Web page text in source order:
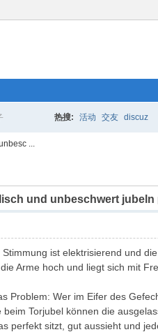
索
热搜: 活动 交友 discuz
...
und unbeschwert jubeln
ist elektrisierend und
Arme hoch und liegt sich mit
Problem: Wer im Eifer des
Torjubel können die
perfekt sitzt, gut aussieht und